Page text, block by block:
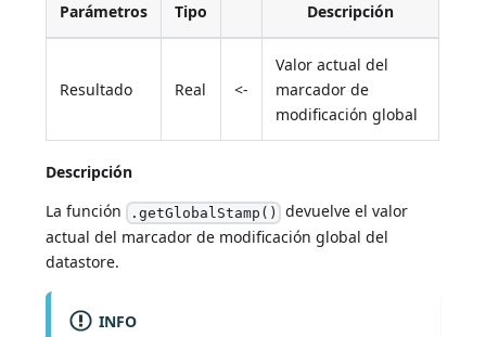
Parámetros Tipo Descripción
Resultado Real <-
Valor actual del
marcador de
modificación global
Descripción
La función .getGlobalStamp() devuelve el valor
actual del marcador de modificación global del
datastore.
INFO